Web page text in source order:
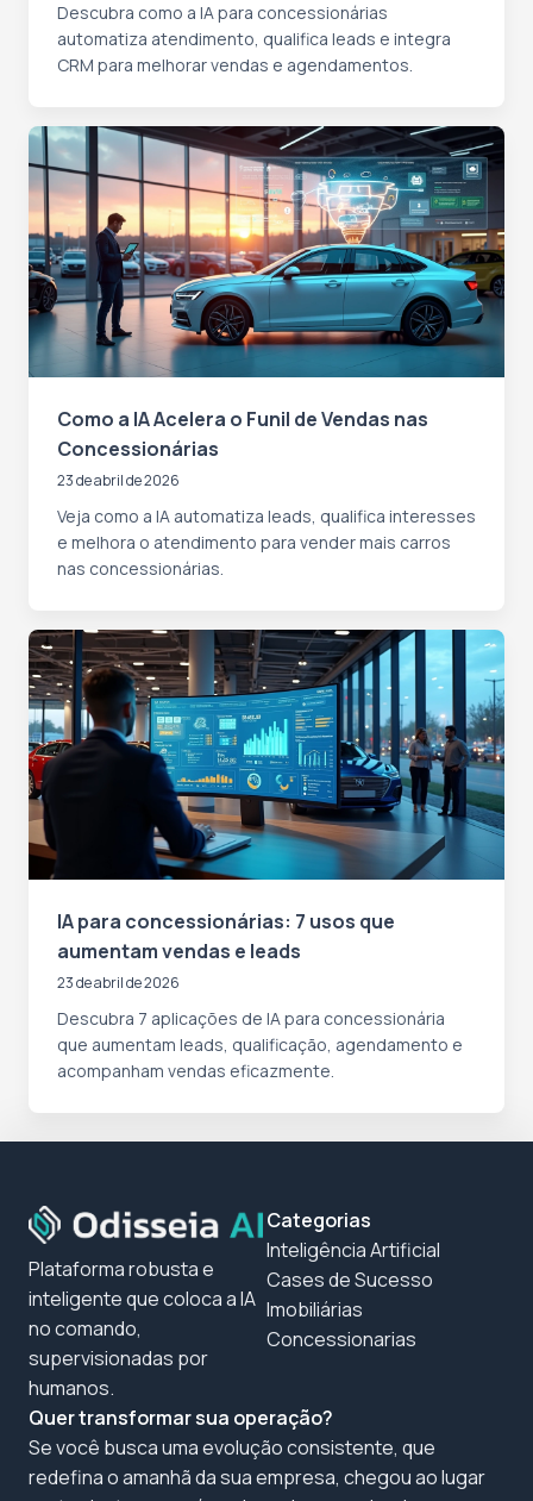
Descubra como a IA para concessionárias
automatiza atendimento, qualifica leads e integra
CRM para melhorar vendas e agendamentos.
Como a IA Acelera o Funil de Vendas nas
Concessionárias
23 de abril de 2026
Veja como a IA automatiza leads, qualifica interesses
e melhora o atendimento para vender mais carros
nas concessionárias.
IA para concessionárias: 7 usos que
aumentam vendas e leads
23 de abril de 2026
Descubra 7 aplicações de IA para concessionária
que aumentam leads, qualificação, agendamento e
acompanham vendas eficazmente.
Plataforma robusta e
inteligente que coloca a IA
no comando,
supervisionadas por
humanos.
Categorias
Inteligência Artificial
Cases de Sucesso
Imobiliárias
Concessionarias
Quer transformar sua operação?
Se você busca uma evolução consistente, que
redefina o amanhã da sua empresa, chegou ao lugar